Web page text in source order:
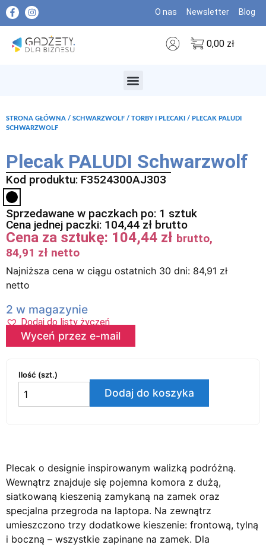
O nas Newsletter Blog
0,00 zł
STRONA GŁÓWNA / SCHWARZWOLF / TORBY I PLECAKI / PLECAK PALUDI
SCHWARZWOLF
Plecak PALUDI Schwarzwolf
Kod produktu: F3524300AJ303
Sprzedawane w paczkach po: 1 sztuk
Cena jednej paczki: 104,44 zł brutto
Cena za sztukę: 104,44 zł brutto,
84,91 zł netto
Najniższa cena w ciągu ostatnich 30 dni: 84,91 zł
netto
2 w magazynie
Dodaj do listy życzeń
Wyceń przez e-mail
Ilość (szt.)
Dodaj do koszyka
Plecak o designie inspirowanym walizką podróżną.
Wewnątrz znajduje się pojemna komora z dużą,
siatkowaną kieszenią zamykaną na zamek oraz
specjalna przegroda na laptopa. Na zewnątrz
umieszczono trzy dodatkowe kieszenie: frontową, tylną
i boczną – wszystkie zapinane na zamek. Dla